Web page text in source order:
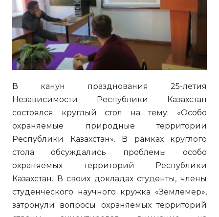
В канун празднования 25-летия
Независимости Республики Казахстан
состоялся круглый стол на тему: «Особо
охраняемые природные территории
Республики Казахстан». В рамках круглого
стола обсуждались проблемы особо
охраняемых территорий Республики
Казахстан. В своих докладах студенты, члены
студенческого научного кружка «Землемер»,
затронули вопросы охраняемых территорий